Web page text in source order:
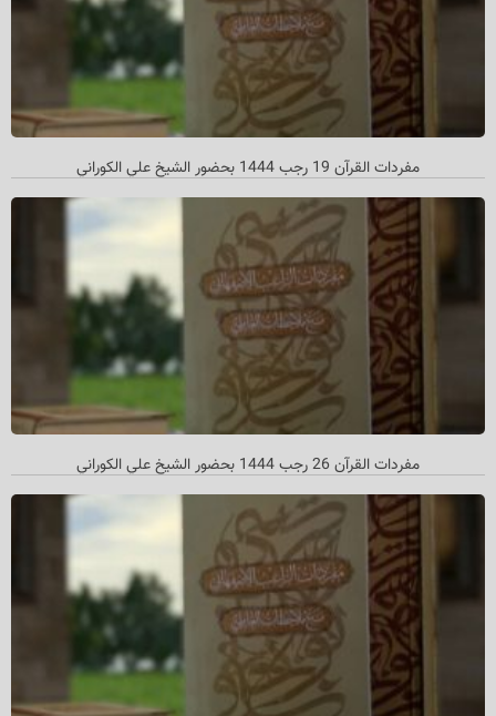
مفردات القرآن 19 رجب 1444 بحضور الشیخ علي الکوراني
مفردات القرآن 26 رجب 1444 بحضور الشيخ علي الكوراني